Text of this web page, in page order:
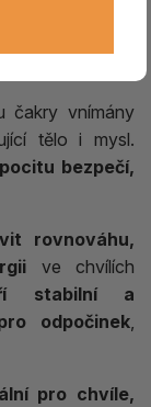
čakry, která
čakry vnímány
tělo i mysl.
bezpečí,
rovnováhu,
ve chvílích
stabilní a
odpočinek,
pro chvíle,